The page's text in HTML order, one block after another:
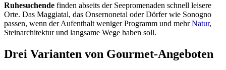
Ruhesuchende finden abseits der Seepromenaden schnell leisere
Orte. Das Maggiatal, das Onsernonetal oder Dörfer wie Sonogno
passen, wenn der Aufenthalt weniger Programm und mehrNatur,
Steinarchitektur und langsame Wege haben soll.
Drei Varianten von Gourmet-Angeboten